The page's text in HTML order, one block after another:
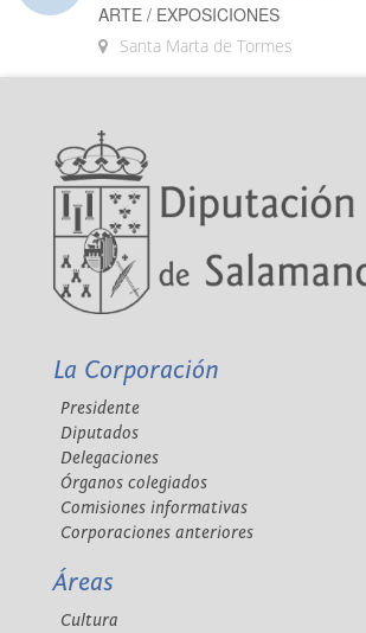
ARTE / EXPOSICIONES
Santa Marta de Tormes
La Corporación
Presidente
Diputados
Delegaciones
Órganos colegiados
Comisiones informativas
Corporaciones anteriores
Áreas
Cultura